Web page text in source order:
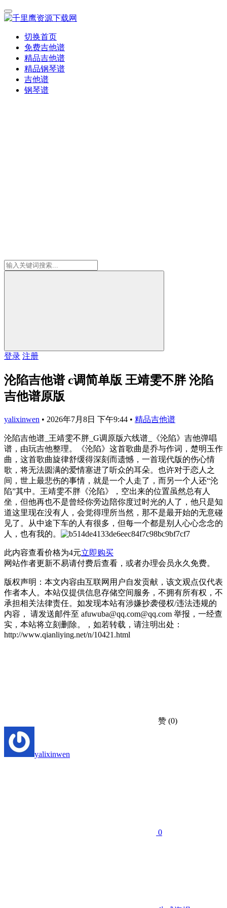
切换首页
免费吉他谱
精品吉他谱
精品钢琴谱
吉他谱
钢琴谱
登录 注册
沦陷吉他谱 c调简单版 王靖雯不胖 沦陷
吉他谱原版
yalixinwen • 2026年7月8日 下午9:44 • 精品吉他谱
沦陷吉他谱_王靖雯不胖_G调原版六线谱_《沦陷》吉他弹唱
谱，由玩吉他整理。《沦陷》这首歌曲是乔与作词，楚明玉作
曲，这首歌曲旋律舒缓得深刻而遗憾，一首现代版的伤心情
歌，将无法圆满的爱情塞进了听众的耳朵。也许对于恋人之
间，世上最悲伤的事情，就是一个人走了，而另一个人还“沦
陷”其中。王靖雯不胖《沦陷》，空出来的位置虽然总有人
坐，但他再也不是曾经你旁边陪你度过时光的人了，他只是知
道这里现在没有人，会觉得理所当然，那不是最开始的无意碰
见了。从中途下车的人有很多，但每一个都是别人心心念念的
人，也有我的。
此内容查看价格为4元立即购买
网站作者更新不易请付费后查看，或者办理会员永久免费。
版权声明：本文内容由互联网用户自发贡献，该文观点仅代表
作者本人。本站仅提供信息存储空间服务，不拥有所有权，不
承担相关法律责任。如发现本站有涉嫌抄袭侵权/违法违规的
内容， 请发送邮件至 afuwuba@qq.com@qq.com 举报，一经查
实，本站将立刻删除。，如若转载，请注明出处：
http://www.qianliying.net/n/10421.html
赞 (0)
yalixinwen
0